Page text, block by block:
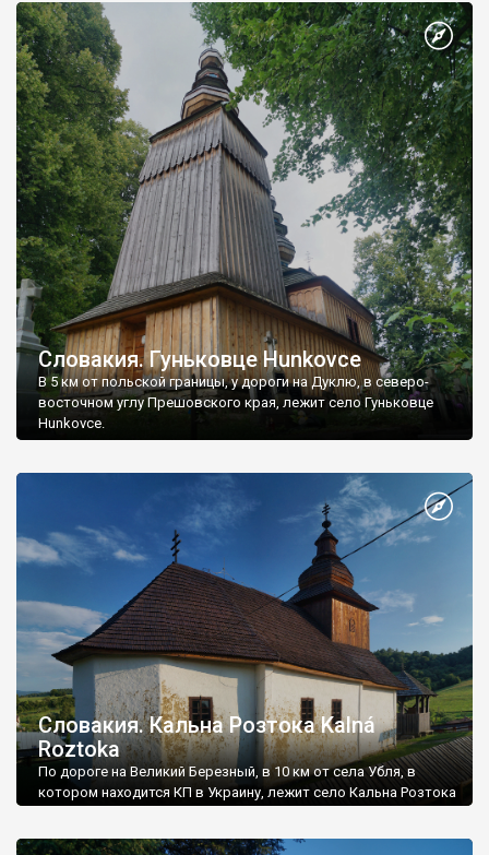
Словакия. Гуньковце Hunkovce
В 5 км от польской границы, у дороги на Дуклю, в северо-
восточном углу Прешовского края, лежит село Гуньковце
Hunkovce.
Словакия. Кальна Розтока Kalná
Roztoka
По дороге на Великий Березный, в 10 км от села Убля, в
котором находится КП в Украину, лежит село Кальна Розтока